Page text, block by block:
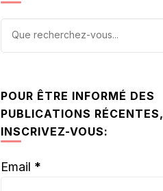
Vous
POUR ÊTRE INFORMÉ DES
PUBLICATIONS RÉCENTES,
INSCRIVEZ-VOUS:
Email *